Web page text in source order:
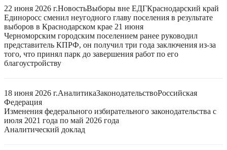
22 июня 2026 г.НовостьВыборы вне ЕДГКраснодарский край
Единоросс сменил неугодного главу поселения в результате
выборов в Краснодарском крае 21 июня
Черноморским городским поселением ранее руководил
представитель КПРФ, он получил три года заключения из-за
того, что принял парк до завершения работ по его
благоустройству
18 июня 2026 г.АналитикаЗаконодательствоРоссийская
Федерация
Изменения федерального избирательного законодательства с
июля 2021 года по май 2026 года
Аналитический доклад